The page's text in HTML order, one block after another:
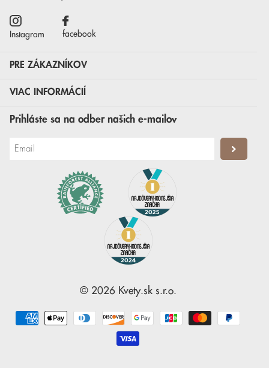
Instagram facebook
PRE ZÁKAZNÍKOV
VIAC INFORMÁCIÍ
Prihláste sa na odber našich e-mailov
© 2026 Kvety.sks.r.o.